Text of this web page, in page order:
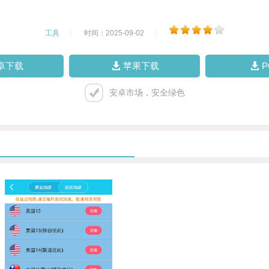
工具 时间：2025-09-02
下载 苹果下载
安卓市场，安全绿色